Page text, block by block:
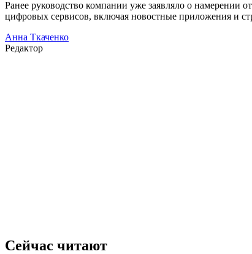
Ранее руководство компании уже заявляло о намерении
цифровых сервисов, включая новостные приложения и
Анна Ткаченко
Редактор
Сейчас читают